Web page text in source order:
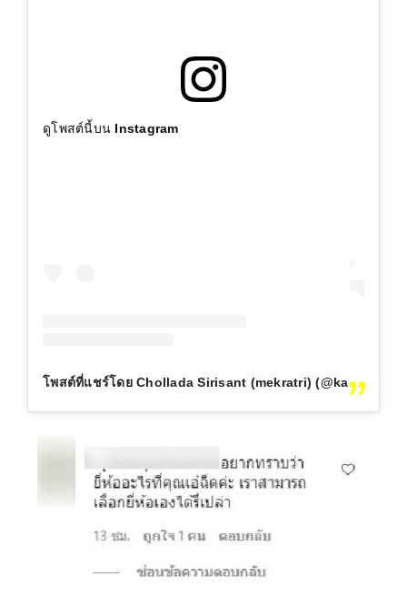
ดูโพสต์นี้บน Instagram
โพสต์ที่แชร์โดย Chollada Sirisant (mekratri) (@kaechollada)